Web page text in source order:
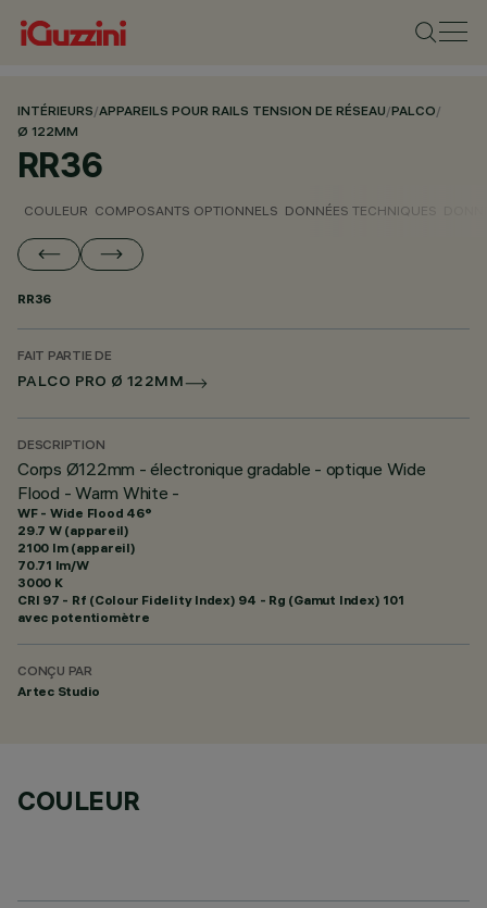
INTÉRIEURS/APPAREILS POUR RAILS TENSION DE RÉSEAU/PALCO/
Ø 122MM
RR36
COULEUR COMPOSANTS OPTIONNELS DONNÉES TECHNIQUES
RR36
FAIT PARTIE DE
PALCO PRO Ø 122MM
DESCRIPTION
Corps Ø122mm - électronique gradable - optique Wide
Flood - Warm White -
WF - Wide Flood 46°
29.7 W (appareil)
2100 lm (appareil)
70.71 lm/W
3000 K
CRI 97 - Rf (Colour Fidelity Index) 94 - Rg (Gamut Index) 101
avec potentiomètre
CONÇU PAR
Artec Studio
COULEUR